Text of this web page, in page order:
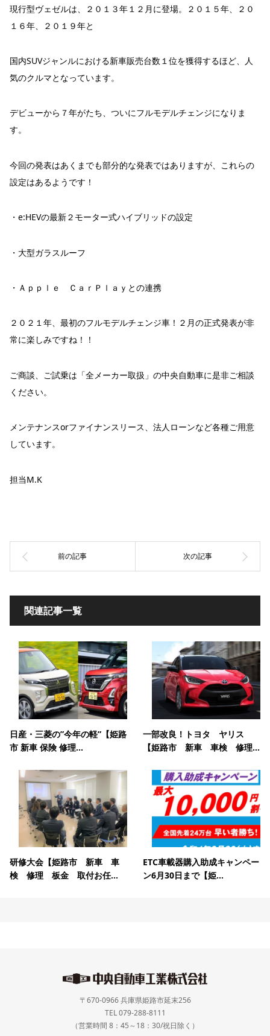
現行型ヴェゼルは、２０１３年１２月に登場。２０１５年、２０
１６年、２０１９年と
国内SUVジャンルにおける新車販売台数１位を獲得するほど、人
気のクルマとなっています。
デビューから７年がたち、ついにフルモデルチェンジになりま
す。
今回の発表はあくまでも部分的な発表ではありますが、これらの
設定はあるようです！
・e:HEVの最新２モーター式ハイブリッドの設定
・大型ガラスルーフ
・Ａｐｐｌｅ ＣａｒＰｌａｙとの連携
２０２１年、最初のフルモデルチェンジ車！２月の正式発表が非
常に楽しみですね！！
ご商談、ご試乗は「全メーカー取扱」の中央自動車に是非ご相談
ください。
メンテナンスorファイナンスリース、法人ローンなど各種ご用意
しています。
担当M.K
関連記事一覧
日産・三菱の”今年の軽”【姫路
市 新車 保険 修理...
一部改良！トヨタ ヤリス
【姫路市 新車 車検 修理...
研修大会【姫路市 新車 車
検 修理 板金 取付お任...
ETC車載器購入助成キャンペー
ン6月30日まで【姫...
〒670-0966 兵庫県姫路市延末256
TEL 079-288-8111
（営業時間 8：45～18：30/祝日除く）